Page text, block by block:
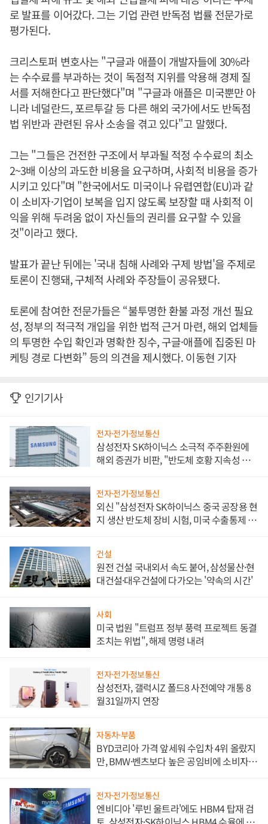
로 발표를 이어갔다. 그는 기업 관련 반독점 법률 전문가로
평가된다.
크리스토퍼 변호사는 "구글과 애플이 개발자들에 30%라
는 수수료를 부과하는 것이 독점적 지위를 악용해 경제 질
서를 저해한다고 판단했다"며 "구글과 애플은 미국뿐만 아
니라 네덜란드, 포르투갈 등 다른 해외 국가에서도 반독점
법 위반과 관련된 유사 소송을 겪고 있다"고 말했다.
그는 "그들은 건전한 구조에서 부과될 적정 수수료의 최소
2~3배 이상의 과도한 비용을 요구하며, 사회적 비용을 증가
시키고 있다"며 "한국에서도 미국이나 유렵연합(EU)과 같
이 소비자·기업이 보복을 입지 않도록 보장할 때 사회적 이
익을 위해 두려움 없이 자신들의 권리를 요구할 수 있을
것"이라고 했다.
발표가 끝난 뒤에는 '국내 침해 사례와 구제 방법'을 주제로
토론이 진행돼, 구체적 사례와 주장들이 공유됐다.
토론에 참여한 전문가들은 “불투명한 환불 과정 개선 필요
성, 정부의 적극적 개입을 위한 법적 근거 마련, 해외 업체들
의 투명한 수입 확인과 명확한 징수, 구글·애플에 집중된 마
케팅 경로 다변화” 등의 의견을 제시했다. 이동현 기자
인기기사
전자·전기·정보통신
삼성전자 SK하이닉스 소극적 주주환원에
해외 증권가 비판, "반도체 호황 지속성 의
전자·전기·정보통신
외신 "삼성전자 SK하이닉스 중국 공장용 현
지 생산 반도체 장비 시험, 미국 수출통제 대
건설
원전 건설 국내외서 속도 붙어, 삼성물산·현
대건설·대우건설에 다가오는 '약속의 시간'
사회
미국 법원 "트럼프 정부 풍력 프로젝트 동결
조치는 위법", 해제 명령 내려
전자·전기·정보통신
삼성전자, 갤럭시Z 폴드8 사전예약 개통 8
월31일까지 연장
자동차·부품
BYD코리아 가격 앞세워 수입차 4위 올랐지
만, BMW·벤츠보다 높은 공임비에 소비자
전자·전기·정보통신
엔비디아 '루빈 울트라'에도 HBM4 탑재 검